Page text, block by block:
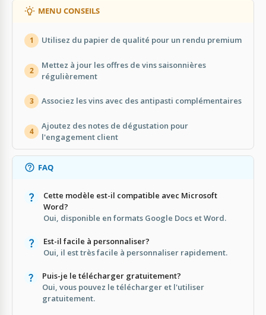
MENU CONSEILS
1 Utilisez du papier de qualité pour un rendu premium
2
Mettez à jour les offres de vins saisonnières
régulièrement
3 Associez les vins avec des antipasti complémentaires
4
Ajoutez des notes de dégustation pour
l'engagement client
FAQ
Cette modèle est-il compatible avec Microsoft
Word?
Oui, disponible en formats Google Docs et Word.
Est-il facile à personnaliser?
Oui, il est très facile à personnaliser rapidement.
Puis-je le télécharger gratuitement?
Oui, vous pouvez le télécharger et l'utiliser
gratuitement.